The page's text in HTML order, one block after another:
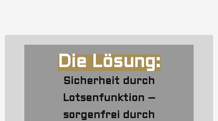
Die Lösung:
Sicherheit durch
Lotsenfunktion –
sorgenfrei durch